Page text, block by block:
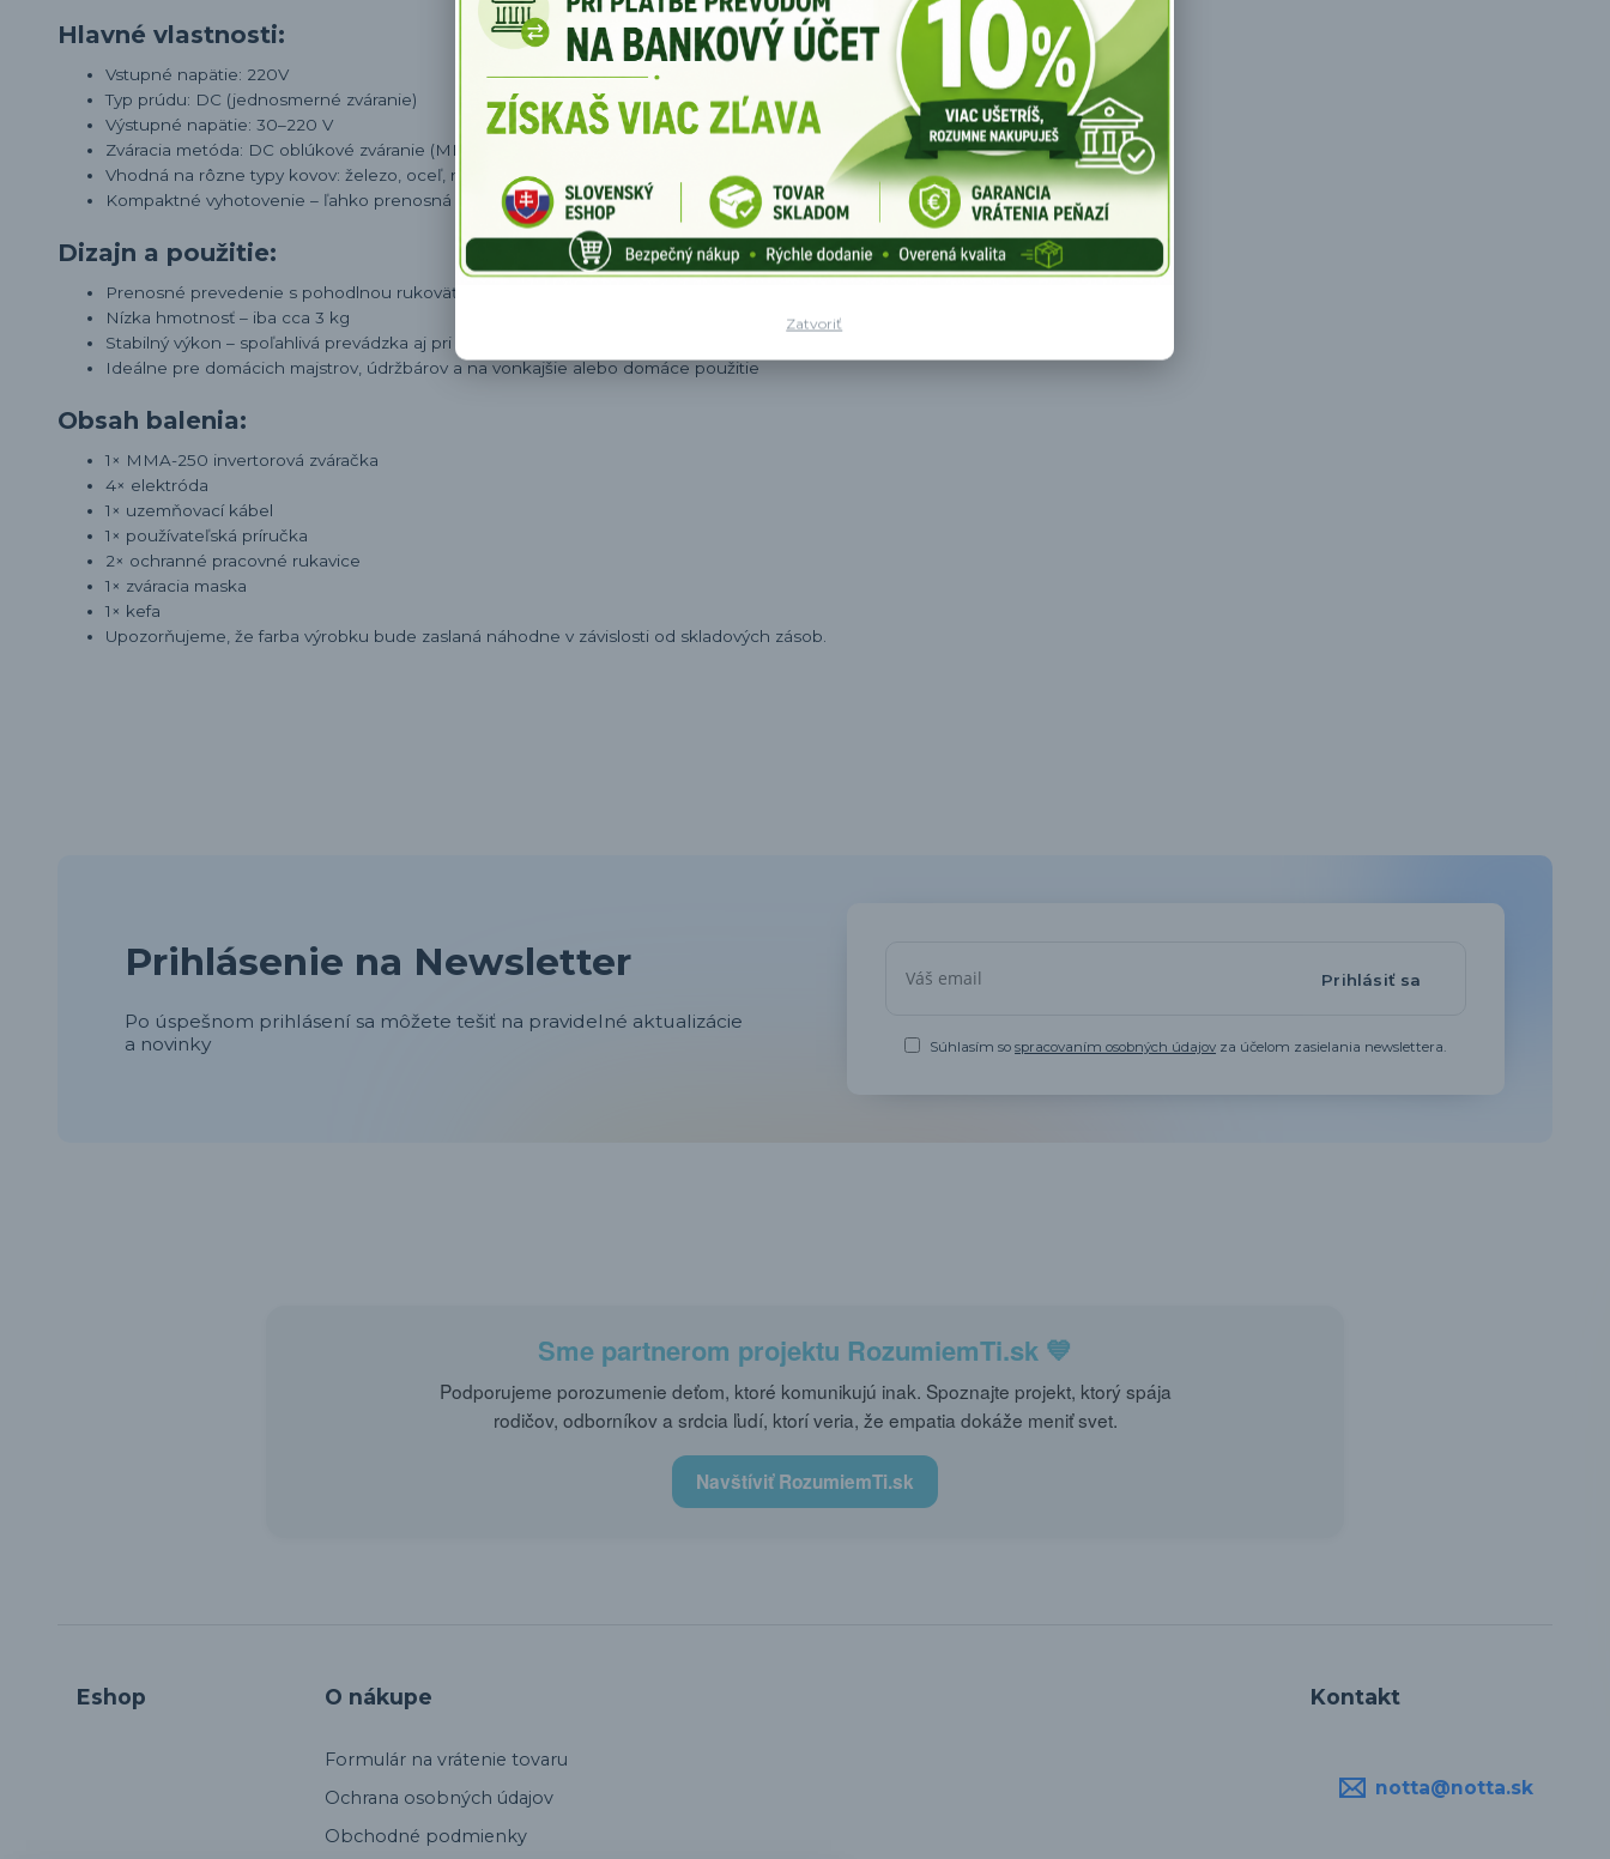
Hlavné vlastnosti:
Vstupné napätie: 220V
Typ prúdu: DC (jednosmerné zváranie)
Výstupné napätie: 30–220 V
Zváracia metóda: DC oblúkové zváranie (MMA)
Vhodná na rôzne typy kovov: železo, oceľ, nehrdzavejúca oceľ a pod.
Kompaktné vyhotovenie – ľahko prenosná a nezaberá veľa miesta
Dizajn a použitie:
Prenosné prevedenie s pohodlnou rukoväťou
Nízka hmotnosť – iba cca 3 kg
Stabilný výkon – spoľahlivá prevádzka aj pri menších výkyvoch napätia
Ideálne pre domácich majstrov, údržbárov a na vonkajšie alebo domáce použitie
Obsah balenia:
1× MMA-250 invertorová zváračka
4× elektróda
1× uzemňovací kábel
1× používateľská príručka
2× ochranné pracovné rukavice
1× zváracia maska
1× kefa
Upozorňujeme, že farba výrobku bude zaslaná náhodne v závislosti od skladových zásob.
Prihlásenie na Newsletter
Po úspešnom prihlásení sa môžete tešiť na pravidelné aktualizácie
a novinky
Prihlásiť sa
Súhlasím sospracovaním osobných údajov za účelom zasielania newslettera.
Sme partnerom projektu RozumiemTi.sk 💙
Podporujeme porozumenie deťom, ktoré komunikujú inak. Spoznajte projekt, ktorý spája
rodičov, odborníkov a srdcia ľudí, ktorí veria, že empatia dokáže meniť svet.
Navštíviť RozumiemTi.sk
Eshop O nákupe
Formulár na vrátenie tovaru
Ochrana osobných údajov
Obchodné podmienky
Kontakt
notta@notta.sk
Zatvoriť